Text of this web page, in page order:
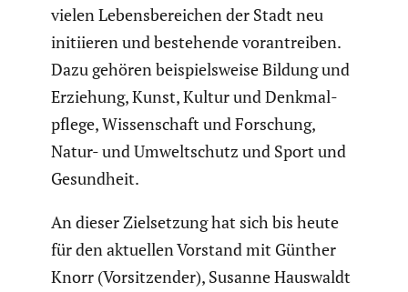
vielen Lebens­be­rei­chen der Stadt neu
initi­ieren und bestehende voran­treiben.
Dazu gehören beispiels­weise Bildung und
Erziehung, Kunst, Kultur und Denkmal­
pflege, Wissen­schaft und Forschung,
Natur- und Umwelt­schutz und Sport und
Gesund­heit.
An dieser Zielset­zung hat sich bis heute
für den aktuellen Vorstand mit Günther
Knorr (Vorsit­zender), Susanne Hauswaldt